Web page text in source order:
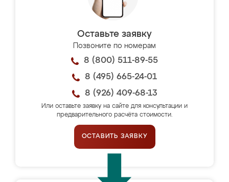
Оставьте заявку
Позвоните по номерам
8 (800) 511-89-55
8 (495) 665-24-01
8 (926) 409-68-13
Или оставьте заявку на сайте для консультации и
предварительного расчёта стоимости.
ОСТАВИТЬ ЗАЯВКУ